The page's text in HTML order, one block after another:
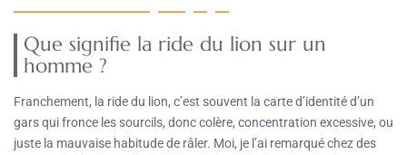
Que signifie la ride du lion sur un
homme ?
Franchement, la ride du lion, c’est souvent la carte d’identité d’un
gars qui fronce les sourcils, donc colère, concentration excessive, ou
juste la mauvaise habitude de râler. Moi, je l’ai remarqué chez des